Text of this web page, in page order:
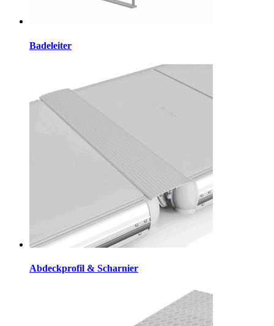
Badeleiter
Abdeckprofil & Scharnier